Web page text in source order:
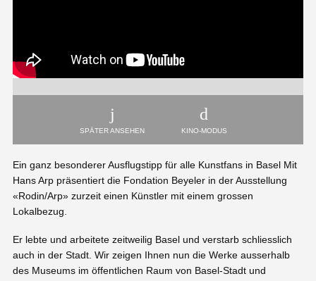
SPÄTER ANSEHEN KINO-MODUS
Ein ganz besonderer Ausflugstipp für alle Kunstfans in Basel Mit
Hans Arp präsentiert die Fondation Beyeler in der Ausstellung
«Rodin/Arp» zurzeit einen Künstler mit einem grossen
Lokalbezug.
Er lebte und arbeitete zeitweilig Basel und verstarb schliesslich
auch in der Stadt. Wir zeigen Ihnen nun die Werke ausserhalb
des Museums im öffentlichen Raum von Basel-Stadt und